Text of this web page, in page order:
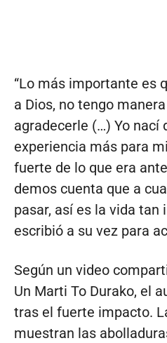
“Lo más importante es
a Dios, no tengo
agradecerle (…) Yo nací
experiencia más para
fuerte de lo que era
demos cuenta que a
pasar, así es la vida tan
escribió a su vez para
Según un video
Un Marti To Durako, el
tras el fuerte impacto.
muestran las